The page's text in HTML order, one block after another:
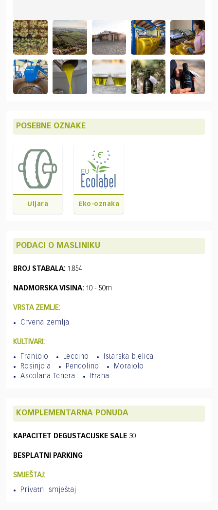
POSEBNE OZNAKE
Uljara Eko-oznaka
PODACI O MASLINIKU
BROJ STABALA: 1.854
NADMORSKA VISINA: 10 - 50m
VRSTA ZEMLJE:
Crvena zemlja
KULTIVARI:
Frantoio Leccino
Istarska bjelica
Rosinjola
Pendolino
Moraiolo
Ascolana Tenera
Itrana
KOMPLEMENTARNA PONUDA
KAPACITET DEGUSTACIJSKE SALE 30
BESPLATNI PARKING
SMJEŠTAJ:
Privatni smještaj